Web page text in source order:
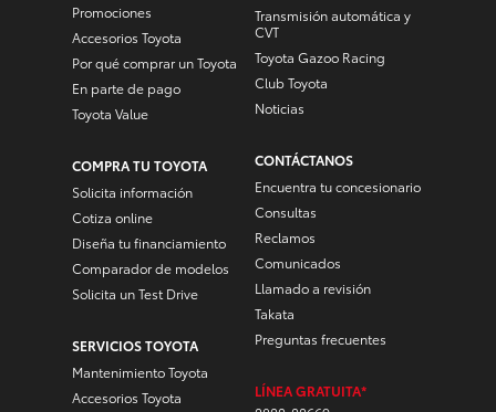
Promociones
Accesorios Toyota
Por qué comprar un Toyota
En parte de pago
Toyota Value
COMPRA TU TOYOTA
Solicita información
Cotiza online
Diseña tu financiamiento
Comparador de modelos
Solicita un Test Drive
SERVICIOS TOYOTA
Mantenimiento Toyota
Accesorios Toyota
Transmisión automática y
CVT
Toyota Gazoo Racing
Club Toyota
Noticias
CONTÁCTANOS
Encuentra tu concesionario
Consultas
Reclamos
Comunicados
Llamado a revisión
Takata
Preguntas frecuentes
LÍNEA GRATUITA*